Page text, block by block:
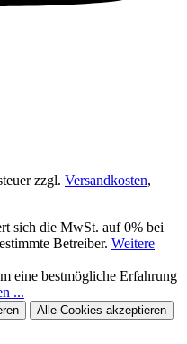
zzgl. Versandkosten,
sich die MwSt. auf 0% bei
Betreiber. Weitere
eine bestmögliche Erfahrung
...
Alle Cookies akzeptieren